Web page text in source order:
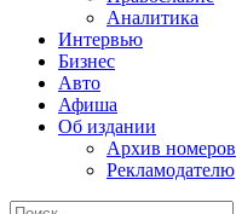
Аналитика
Интервью
Бизнес
Авто
Афиша
Об издании
Архив номеров
Рекламодателю